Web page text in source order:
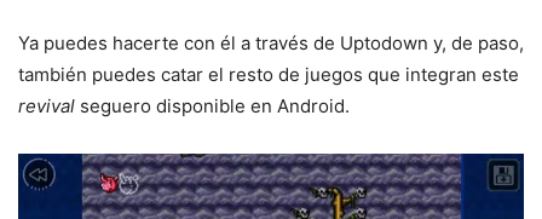
Ya puedes hacerte con él a través de Uptodown y, de paso,
también puedes catar el resto de juegos que integran este
revival seguero disponible en Android.